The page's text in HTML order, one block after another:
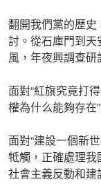
翻開我們黨的歷
討。從石庫門到
風，年夜興調查
面對“紅旗究竟打
權為什么能夠存在
面對“建設一個新
牴觸，正確處理
社會主義反動和建